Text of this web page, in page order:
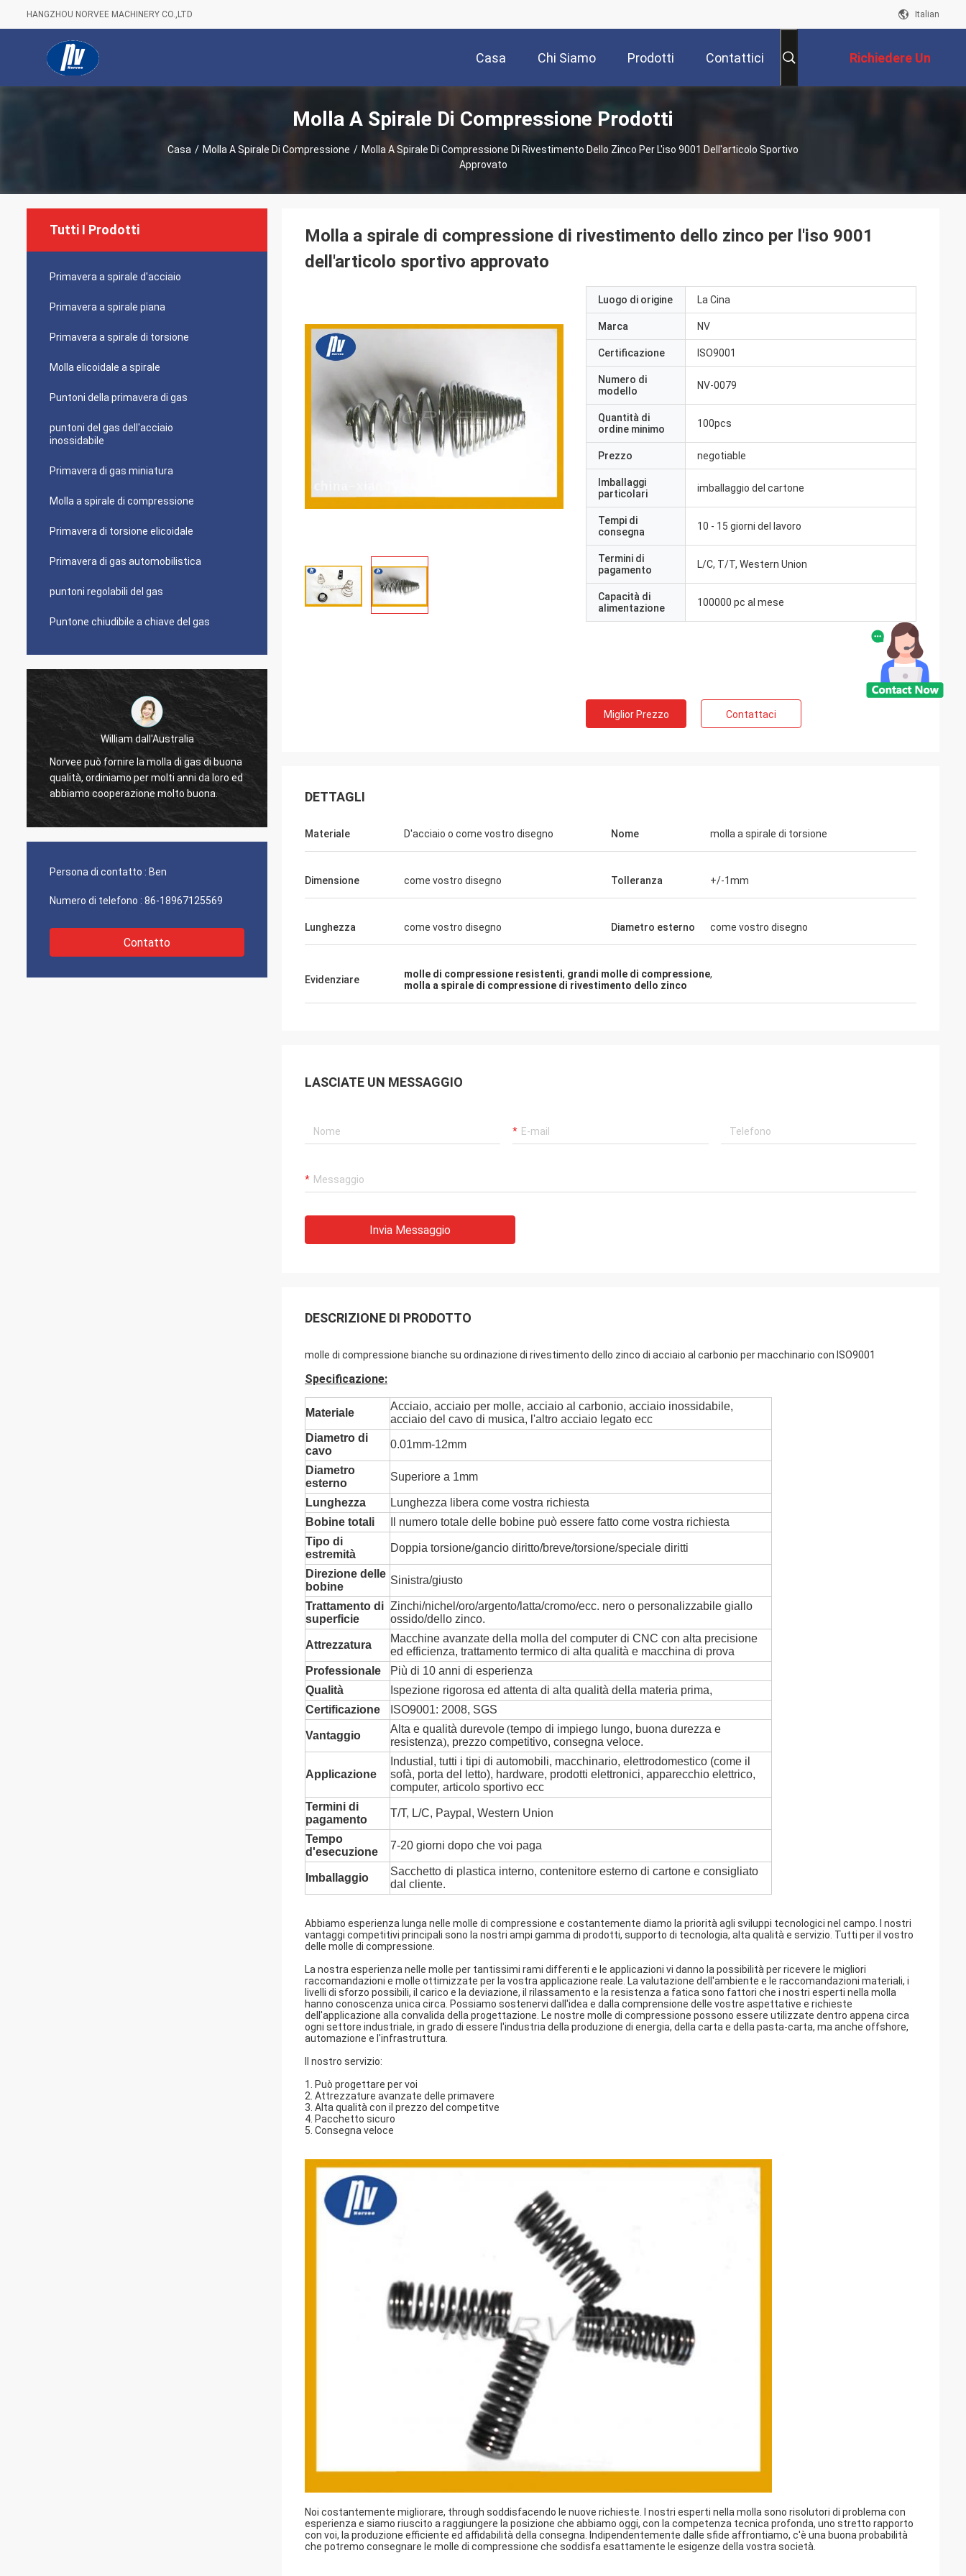
HANGZHOU NORVEE MACHINERY CO.,LTD Italian
Casa Chi Siamo Prodotti Contattici Richiedere Un
Preventivo
Molla A Spirale Di Compressione Prodotti
Casa / Molla A Spirale Di Compressione / Molla A Spirale Di Compressione Di Rivestimento Dello Zinco Per L'iso 9001 Dell'articolo Sportivo
Approvato
Tutti I Prodotti
Primavera a spirale d'acciaio
Primavera a spirale piana
Primavera a spirale di torsione
Molla elicoidale a spirale
Puntoni della primavera di gas
puntoni del gas dell'acciaio
inossidabile
Primavera di gas miniatura
Molla a spirale di compressione
Primavera di torsione elicoidale
Primavera di gas automobilistica
puntoni regolabili del gas
Puntone chiudibile a chiave del gas
William dall'Australia
Norvee può fornire la molla di gas di buona
qualità, ordiniamo per molti anni da loro ed
abbiamo cooperazione molto buona.
continuamente fino ad ora.
David Smith dalla Russia
Persona di contatto : Ben
Numero di telefono : 86-18967125569
Contatto
Molla a spirale di compressione di rivestimento dello zinco per l'iso 9001
dell'articolo sportivo approvato
Luogo di origine La Cina
Marca NV
Certificazione ISO9001
Numero di
modello
NV-0079
Quantità di
ordine minimo
100pcs
Prezzo negotiable
Imballaggi
particolari
imballaggio del cartone
Tempi di
consegna
10 - 15 giorni del lavoro
Termini di
pagamento
L/C, T/T, Western Union
Capacità di
alimentazione
100000 pc al mese
Miglior Prezzo Contattaci
DETTAGLI
Materiale D'acciaio o come vostro disegno Nome molla a spirale di torsione
Dimensione come vostro disegno Tolleranza +/-1mm
Lunghezza come vostro disegno Diametro esterno come vostro disegno
Evidenziare molle di compressione resistenti, grandi molle di compressione,
molla a spirale di compressione di rivestimento dello zinco
LASCIATE UN MESSAGGIO
Invia Messaggio
DESCRIZIONE DI PRODOTTO
molle di compressione bianche su ordinazione di rivestimento dello zinco di acciaio al carbonio per macchinario con ISO9001
Specificazione:
Materiale
Acciaio, acciaio per molle, acciaio al carbonio, acciaio inossidabile,
acciaio del cavo di musica, l'altro acciaio legato ecc
Diametro di
cavo
0.01mm-12mm
Diametro
esterno
Superiore a 1mm
Lunghezza
Lunghezza libera come vostra richiesta
Bobine totali
Il numero totale delle bobine può essere fatto come vostra richiesta
Tipo di
estremità
Doppia torsione/gancio diritto/breve/torsione/speciale diritti
Direzione delle
bobine
Sinistra/giusto
Trattamento di
superficie
Zinchi/nichel/oro/argento/latta/cromo/ecc. nero o personalizzabile giallo
ossido/dello zinco.
Attrezzatura
Macchine avanzate della molla del computer di CNC con alta precisione
ed efficienza, trattamento termico di alta qualità e macchina di prova
Professionale
Più di 10 anni di esperienza
Qualità
Ispezione rigorosa ed attenta di alta qualità della materia prima,
Certificazione
ISO9001: 2008, SGS
Vantaggio
Alta e qualità durevole(tempo di impiego lungo, buona durezza e
resistenza), prezzo competitivo, consegna veloce.
Applicazione
Industial, tutti i tipi di automobili, macchinario, elettrodomestico (come il
sofà, porta del letto), hardware, prodotti elettronici, apparecchio elettrico,
computer, articolo sportivo ecc
Termini di
pagamento
T/T, L/C, Paypal, Western Union
Tempo
d'esecuzione
7-20 giorni dopo che voi paga
Imballaggio
Sacchetto di plastica interno, contenitore esterno di cartone e consigliato
dal cliente.
Abbiamo esperienza lunga nelle molle di compressione e costantemente diamo la priorità agli sviluppi tecnologici nel campo. I nostri
vantaggi competitivi principali sono la nostri ampi gamma di prodotti, supporto di tecnologia, alta qualità e servizio. Tutti per il vostro
delle molle di compressione.
La nostra esperienza nelle molle per tantissimi rami differenti e le applicazioni vi danno la possibilità per ricevere le migliori
raccomandazioni e molle ottimizzate per la vostra applicazione reale. La valutazione dell'ambiente e le raccomandazioni materiali, i
livelli di sforzo possibili, il carico e la deviazione, il rilassamento e la resistenza a fatica sono fattori che i nostri esperti nella molla
hanno conoscenza unica circa. Possiamo sostenervi dall'idea e dalla comprensione delle vostre aspettative e richieste
dell'applicazione alla convalida della progettazione. Le nostre molle di compressione possono essere utilizzate dentro appena circa
ogni settore industriale, in grado di essere l'industria della produzione di energia, della carta e della pasta-carta, ma anche offshore,
automazione e l'infrastruttura.
Il nostro servizio:
1. Può progettare per voi
2. Attrezzature avanzate delle primavere
3. Alta qualità con il prezzo del competitve
4. Pacchetto sicuro
5. Consegna veloce
Noi costantemente migliorare, through soddisfacendo le nuove richieste. I nostri esperti nella molla sono risolutori di problema con
esperienza e siamo riuscito a raggiungere la posizione che abbiamo oggi, con la competenza tecnica profonda, uno stretto rapporto
con voi, la produzione efficiente ed affidabilità della consegna. Indipendentemente dalle sfide affrontiamo, c'è una buona probabilità
che potremo consegnare le molle di compressione che soddisfa esattamente le esigenze della vostra società.